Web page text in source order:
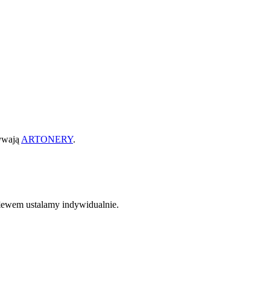
ARTONERY.
ustalamy indywidualnie.